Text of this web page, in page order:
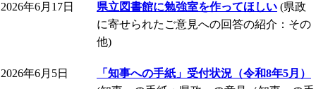
2026年6月17日 県立図書館に勉強室を作ってほしい (県政
に寄せられたご意見への回答の紹介：その
他)
2026年6月5日
「知事への手紙」受付状況（令和8年5月）